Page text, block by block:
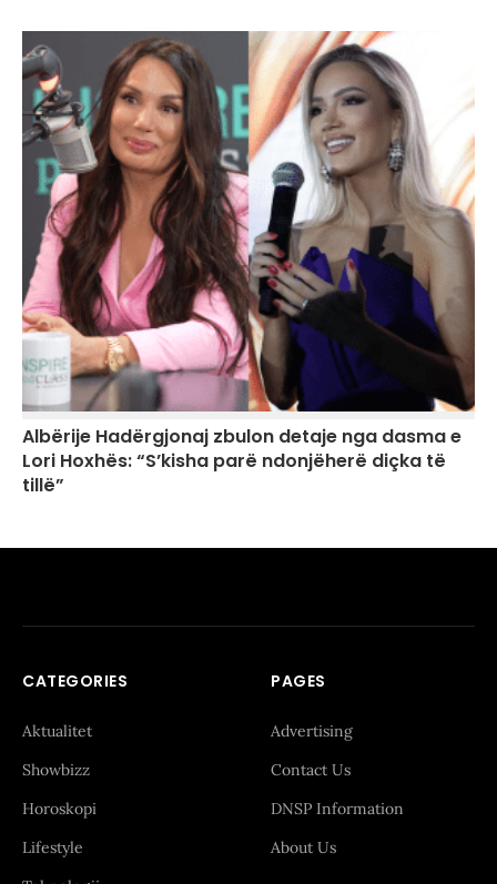
Albërije Hadërgjonaj zbulon detaje nga dasma e
Lori Hoxhës: “S’kisha parë ndonjëherë diçka të
tillë”
CATEGORIES
Aktualitet
Showbizz
Horoskopi
Lifestyle
PAGES
Advertising
Contact Us
DNSP Information
About Us